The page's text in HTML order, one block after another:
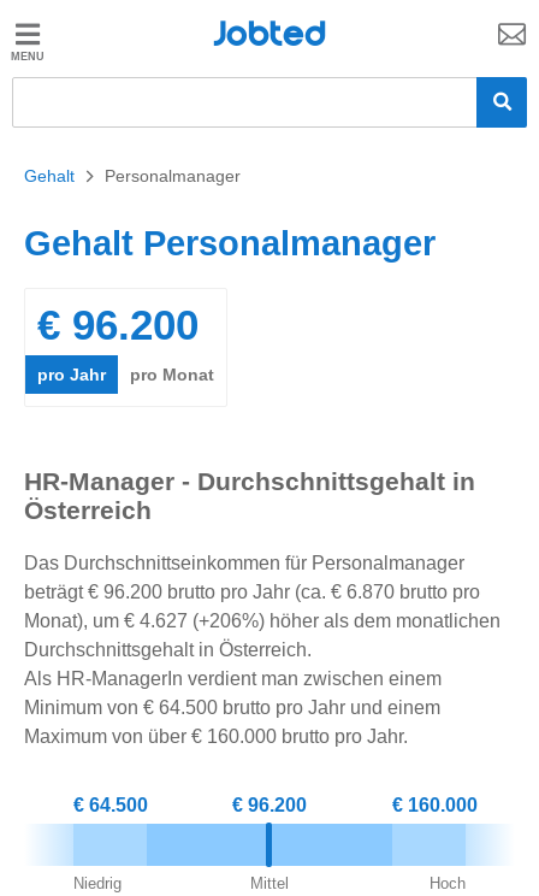
Jobted
Gehalt
Jobted
Gehalt > Personalmanager
Gehalt Personalmanager
€ 96.200
pro Jahr pro Monat
HR-Manager - Durchschnittsgehalt in
Österreich
Das Durchschnittseinkommen für Personalmanager
beträgt € 96.200 brutto pro Jahr (ca. € 6.870 brutto pro
Monat), um € 4.627 (+206%) höher als dem monatlichen
Durchschnittsgehalt in Österreich.
Als HR-ManagerIn verdient man zwischen einem
Minimum von € 64.500 brutto pro Jahr und einem
Maximum von über € 160.000 brutto pro Jahr.
€ 64.500
Niedrig
€ 96.200
Mittel
€ 160.000
Hoch